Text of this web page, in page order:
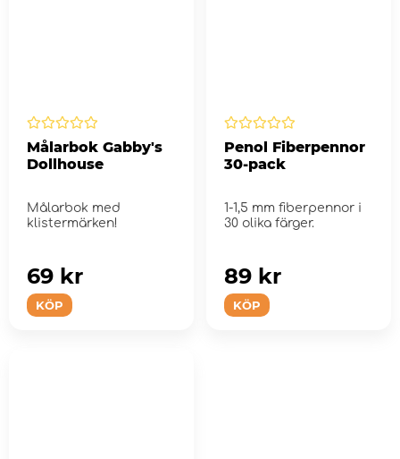
Målarbok Gabby's
Dollhouse
Målarbok med
klistermärken!
KÖP
69 kr
Penol Fiberpennor
30-pack
1-1,5 mm fiberpennor i
30 olika färger.
KÖP
89 kr